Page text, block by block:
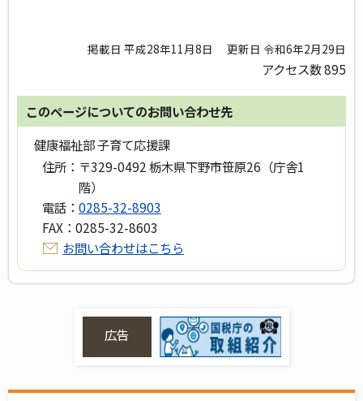
掲載日 平成28年11月8日 更新日 令和6年2月29日
アクセス数895
このページについてのお問い合わせ先
健康福祉部 子育て応援課
住所： 〒329-0492 栃木県下野市笹原26（庁舎1
階）
電話： 0285-32-8903
FAX： 0285-32-8603
お問い合わせはこちら
広告